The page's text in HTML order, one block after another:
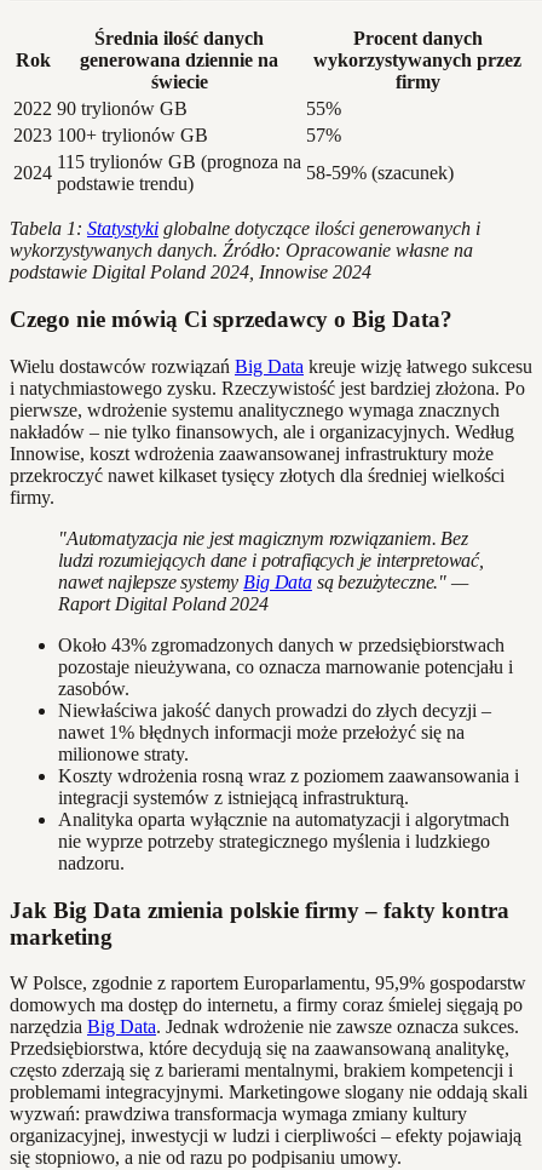
Rok
Średnia ilość danych
generowana dziennie na
świecie
Procent danych
wykorzystywanych przez
firmy
2022 90 trylionów GB
55%
2023 100+ trylionów GB
57%
2024
115 trylionów GB (prognoza na
podstawie trendu)
58-59% (szacunek)
Tabela 1: Statystyki globalne dotyczące ilości generowanych i
wykorzystywanych danych. Źródło: Opracowanie własne na
podstawie Digital Poland 2024, Innowise 2024
Czego nie mówią Ci sprzedawcy o Big Data?
Wielu dostawców rozwiązań Big Data kreuje wizję łatwego sukcesu
i natychmiastowego zysku. Rzeczywistość jest bardziej złożona. Po
pierwsze, wdrożenie systemu analitycznego wymaga znacznych
nakładów – nie tylko finansowych, ale i organizacyjnych. Według
Innowise, koszt wdrożenia zaawansowanej infrastruktury może
przekroczyć nawet kilkaset tysięcy złotych dla średniej wielkości
firmy.
"Automatyzacja nie jest magicznym rozwiązaniem. Bez
ludzi rozumiejących dane i potrafiących je interpretować,
nawet najlepsze systemy Big Datasą bezużyteczne." —
Raport Digital Poland 2024
Około 43% zgromadzonych danych w przedsiębiorstwach
pozostaje nieużywana, co oznacza marnowanie potencjału i
zasobów.
Niewłaściwa jakość danych prowadzi do złych decyzji –
nawet 1% błędnych informacji może przełożyć się na
milionowe straty.
Koszty wdrożenia rosną wraz z poziomem zaawansowania i
integracji systemów z istniejącą infrastrukturą.
Analityka oparta wyłącznie na automatyzacji i algorytmach
nie wyprze potrzeby strategicznego myślenia i ludzkiego
nadzoru.
Jak Big Data zmienia polskie firmy – fakty kontra
marketing
W Polsce, zgodnie z raportem Europarlamentu, 95,9% gospodarstw
domowych ma dostęp do internetu, a firmy coraz śmielej sięgają po
narzędzia Big Data. Jednak wdrożenie nie zawsze oznacza sukces.
Przedsiębiorstwa, które decydują się na zaawansowaną analitykę,
często zderzają się z barierami mentalnymi, brakiem kompetencji i
problemami integracyjnymi. Marketingowe slogany nie oddają skali
wyzwań: prawdziwa transformacja wymaga zmiany kultury
organizacyjnej, inwestycji w ludzi i cierpliwości – efekty pojawiają
się stopniowo, a nie od razu po podpisaniu umowy.